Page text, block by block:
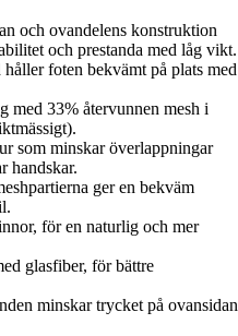
och ovandelens konstruktion
och prestanda med låg vikt.
foten bekvämt på plats med
33% återvunnen mesh i
som minskar överlappningar
handskar.
ger en bekväm
för en naturlig och mer
glasfiber, för bättre
minskar trycket på ovansidan